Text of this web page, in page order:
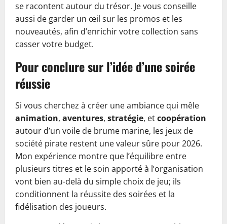
se racontent autour du trésor. Je vous conseille
aussi de garder un œil sur les promos et les
nouveautés, afin d’enrichir votre collection sans
casser votre budget.
Pour conclure sur l’idée d’une soirée
réussie
Si vous cherchez à créer une ambiance qui mêle
animation, aventures, stratégie, etcoopération
autour d’un voile de brume marine, les jeux de
société pirate restent une valeur sûre pour 2026.
Mon expérience montre que l’équilibre entre
plusieurs titres et le soin apporté à l’organisation
vont bien au-delà du simple choix de jeu; ils
conditionnent la réussite des soirées et la
fidélisation des joueurs.